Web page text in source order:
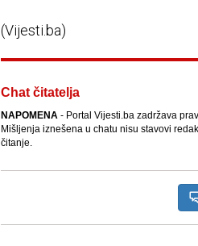
(Vijesti.ba)
Chat čitatelja
NAPOMENA- Portal Vijesti.ba zadržava
Mišljenja iznešena u chatu nisu stavovi
čitanje.